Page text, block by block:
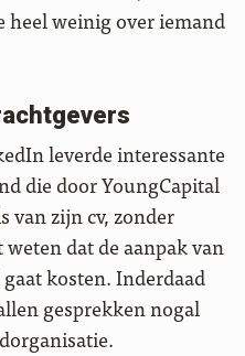
heel weinig over iemand
leverde interessante
die door YoungCapital
van zijn cv, zonder
dat de aanpak van
kosten. Inderdaad
gesprekken nogal